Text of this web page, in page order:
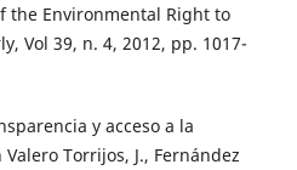
the Environmental Right to
Vol 39, n. 4, 2012, pp. 1017-
y acceso a la
Torrijos, J., Fernández